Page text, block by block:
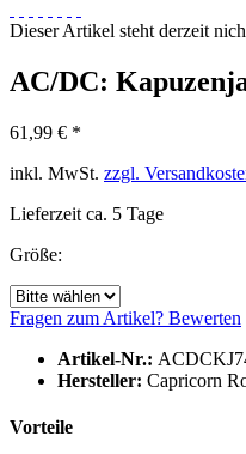
Dieser Artikel steht derzeit
AC/DC:
61,99 € *
inkl. MwSt. zzgl.
Lieferzeit ca. 5 Tage
Größe:
Fragen zum Artikel? Bewerten
Artikel-Nr.:
Hersteller: Capricorn
Vorteile